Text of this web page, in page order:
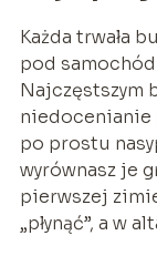
Każda trwała
pod
Najczęstszym
niedocenianie
po prostu
wyrównasz je
pierwszej
„płynąć”, a w